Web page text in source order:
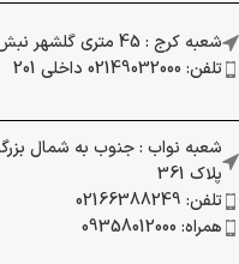
شعبه کرج : 45 متری گلشهر نبش کوچه حسن زاده
تلفن: 02149032000 داخلی 201
شعبه نواب : جنوب به شمال
پلاک 361
تلفن: 02166388249
همراه: 09358012000